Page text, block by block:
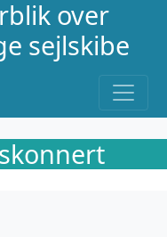
over
sejlskibe